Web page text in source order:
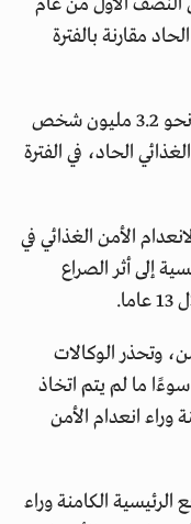
النصف الأول من عام
مقارنة بالفترة
ورغم التحسن المحدود والمتواضع، هناك نحو 3.2 مليون شخص
الحاد، في الفترة
الأمن الغذائي في
إلى أثر الصراع
وتحذر الوكالات
ما لم يتم اتخاذ
وراء انعدام الأمن
الرئيسية الكامنة وراء